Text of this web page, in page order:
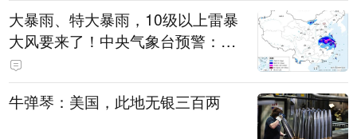
大暴雨、特大暴雨，10级以上雷暴
大风要来了！中央气象台预警：今
天到明天，浙江、安徽有特大暴雨
牛弹琴：美国，此地无银三百两